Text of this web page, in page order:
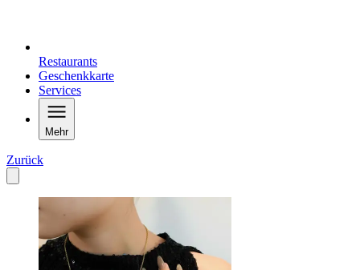
Restaurants
Geschenkkarte
Services
Mehr
Zurück